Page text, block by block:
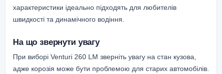
характеристики ідеально підходять для любителів
швидкості та динамічного водіння.
На що звернути увагу
При виборі Venturi 260 LM зверніть увагу на стан кузова,
адже корозія може бути проблемою для старих автомобілів.